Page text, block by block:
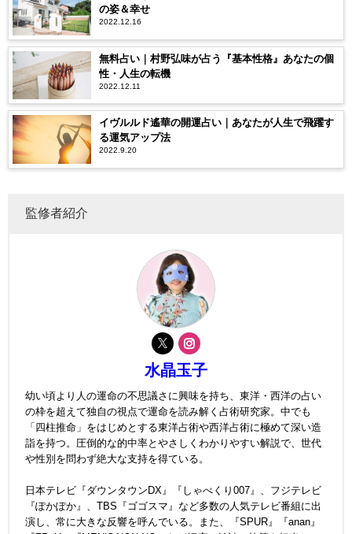
の姿＆幸せ
2022.12.16
無料占い｜村野弘味が占う『基本性格』あなたの個
性・人生の転機
2022.12.11
イヴルルド遙華の開運占い｜あなたが人生で飛躍す
る運気アップ法
2022.9.20
監修者紹介
水晶玉子
幼い頃より人の運命の不思議さに興味を持ち、東洋・西洋の占い
の枠を超えて独自の視点で運命を読み解く占術研究家。中でも
「四柱推命」をはじめとする東洋占術や西洋占術に極めて深い造
詣を持つ。圧倒的な的中率とやさしくわかりやすい解説で、世代
や性別を問わず絶大な支持を得ている。
日本テレビ『ダウンタウンDX』『しゃべくり007』、フジテレビ
『ぽかぽか』、TBS『ゴゴスマ』など多数の人気テレビ番組に出
演し、常に大きな反響を呼んでいる。また、『SPUR』『anan』